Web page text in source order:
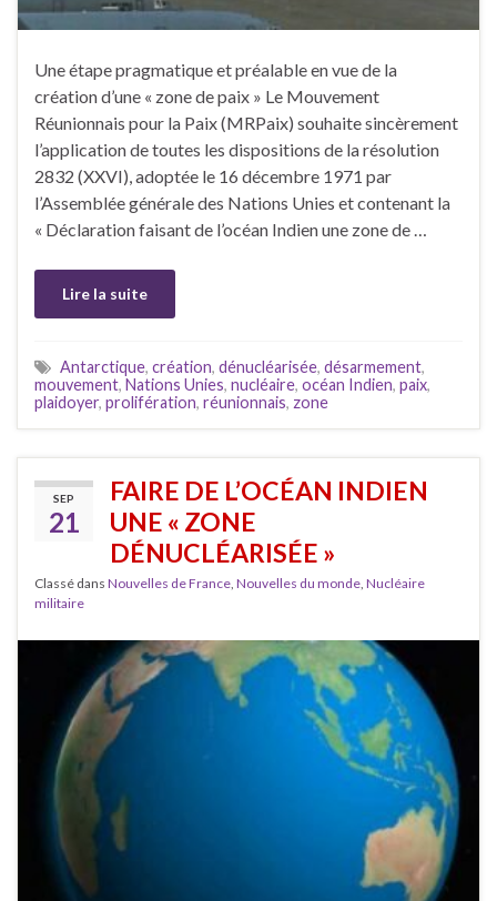
Une étape pragmatique et préalable en vue de la
création d’une « zone de paix » Le Mouvement
Réunionnais pour la Paix (MRPaix) souhaite sincèrement
l’application de toutes les dispositions de la résolution
2832 (XXVI), adoptée le 16 décembre 1971 par
l’Assemblée générale des Nations Unies et contenant la
« Déclaration faisant de l’océan Indien une zone de …
Lire la suite
Antarctique, création, dénucléarisée, désarmement,
mouvement, Nations Unies, nucléaire, océan Indien, paix,
plaidoyer, prolifération, réunionnais, zone
SEP
21
FAIRE DE L’OCÉAN INDIEN
UNE « ZONE
DÉNUCLÉARISÉE »
Classé dans Nouvelles de France Nouvelles du monde Nucléaire
militaire